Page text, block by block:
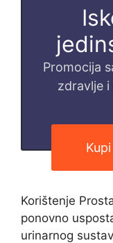
Promocija
zdravlje
Korištenje
ponovno
urinarnog